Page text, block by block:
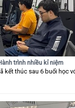
trình nhiều kỉ niệm
kết thúc sau 6 buổi học